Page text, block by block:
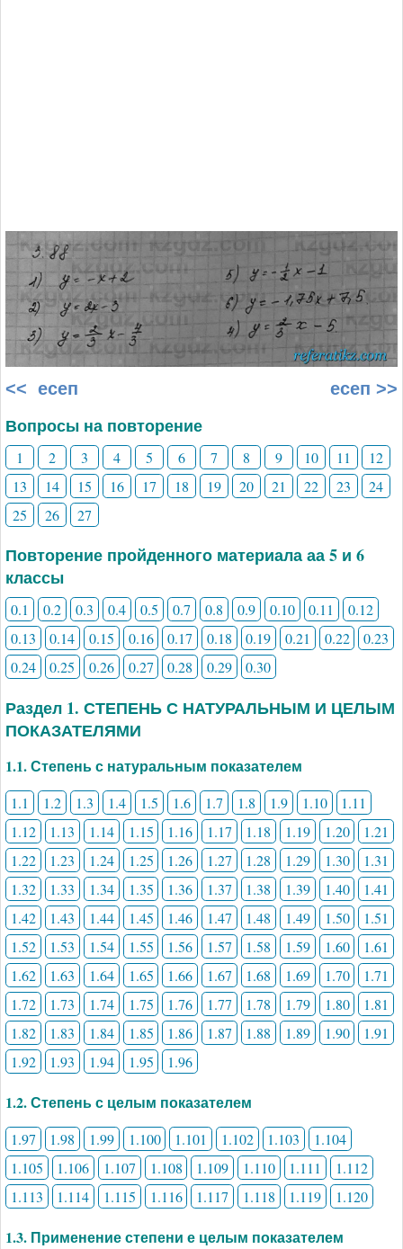
<< есеп есеп >>
Вопросы на повторение
1 2 3 4 5 6 7 8 9 10 11
12
13
14 15 16 17 18 19 20 21 22 23
24
25
26 27
Повторение пройденного материала аа 5 и 6
классы
0.1 0.2 0.3 0.4 0.5 0.7 0.8 0.9 0.10 0.11
0.12
0.13
0.14 0.15 0.16 0.17 0.18 0.19 0.21 0.22
0.23
0.24
0.25 0.26 0.27 0.28 0.29 0.30
Раздел 1. СТЕПЕНЬ С НАТУРАЛЬНЫМ И ЦЕЛЫМ
ПОКАЗАТЕЛЯМИ
1.1. Степень с натуральным показателем
1.1 1.2 1.3 1.4 1.5 1.6 1.7 1.8 1.9 1.10
1.11
1.12
1.13 1.14 1.15 1.16 1.17 1.18 1.19 1.20
1.21
1.22
1.23 1.24 1.25 1.26 1.27 1.28 1.29 1.30
1.31
1.32
1.33 1.34 1.35 1.36 1.37 1.38 1.39 1.40
1.41
1.42
1.43 1.44 1.45 1.46 1.47 1.48 1.49 1.50
1.51
1.52
1.53 1.54 1.55 1.56 1.57 1.58 1.59 1.60
1.61
1.62
1.63 1.64 1.65 1.66 1.67 1.68 1.69 1.70
1.71
1.72
1.73 1.74 1.75 1.76 1.77 1.78 1.79 1.80
1.81
1.82
1.83 1.84 1.85 1.86 1.87 1.88 1.89 1.90
1.91
1.92
1.93 1.94 1.95 1.96
1.2. Степень с целым показателем
1.97 1.98 1.99 1.100 1.101 1.102 1.103
1.104
1.105
1.106 1.107 1.108 1.109 1.110 1.111
1.112
1.113
1.114 1.115 1.116 1.117 1.118 1.119 1.120
1.3. Применение степени е целым показателем